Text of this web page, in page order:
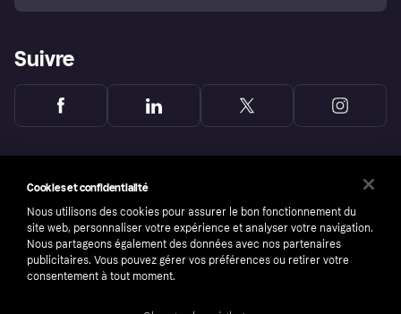
Suivre
Cookies et confidentialité
Nous utilisons des cookies pour assurer le bon fonctionnement du
site web, personnaliser votre expérience et analyser votre navigation.
Nous partageons également des données avec nos partenaires
publicitaires. Vous pouvez gérer vos préférences ou retirer votre
consentement à tout moment.